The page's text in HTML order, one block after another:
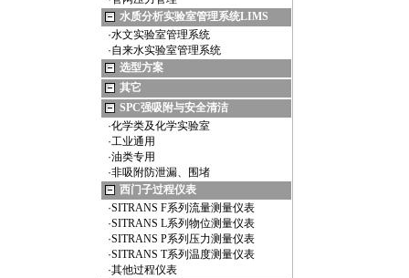
水质分析实验室管理系统LIMS
·水文实验室管理系统
·自来水实验室管理系统
选型方案
其它
SPC强吸附与安全清洁
·化学类及化学实验室
·工业通用
·油类专用
·非吸附防泄漏、围堵
西门子过程仪表
·SITRANS F系列流量测量仪表
·SITRANS L系列物位测量仪表
·SITRANS P系列压力测量仪表
·SITRANS T系列温度测量仪表
·其他过程仪表